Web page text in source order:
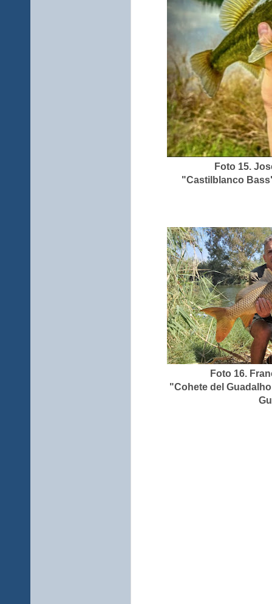
Foto 15.
"Castilblanco
Foto 16.
"Cohete del